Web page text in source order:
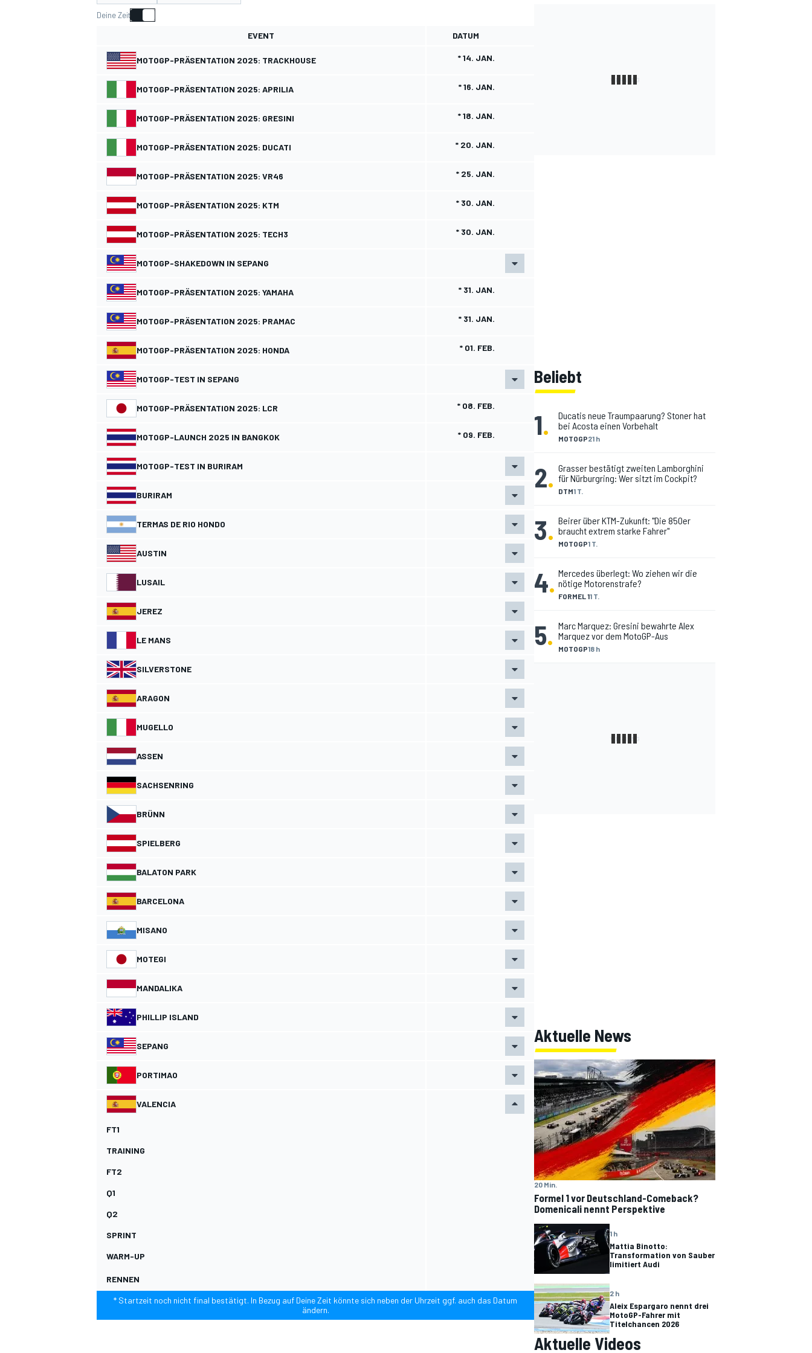
DTM
SPORTWAGEN
Deine Zeit
EVENT DATUM
MOTOGP-PRÄSENTATION 2025: TRACKHOUSE * 14. JAN.
MOTOGP-PRÄSENTATION 2025: APRILIA * 16. JAN.
MOTOGP-PRÄSENTATION 2025: GRESINI * 18. JAN.
MOTOGP-PRÄSENTATION 2025: DUCATI * 20. JAN.
MOTOGP-PRÄSENTATION 2025: VR46 * 25. JAN.
MOTOGP-PRÄSENTATION 2025: KTM * 30. JAN.
MOTOGP-PRÄSENTATION 2025: TECH3 * 30. JAN.
MOTOGP-SHAKEDOWN IN SEPANG
MOTOGP-PRÄSENTATION 2025: YAMAHA * 31. JAN.
MOTOGP-PRÄSENTATION 2025: PRAMAC * 31. JAN.
MOTOGP-PRÄSENTATION 2025: HONDA * 01. FEB.
MOTOGP-TEST IN SEPANG
MOTOGP-PRÄSENTATION 2025: LCR * 08. FEB.
MOTOGP-LAUNCH 2025 IN BANGKOK * 09. FEB.
MOTOGP-TEST IN BURIRAM
BURIRAM
TERMAS DE RIO HONDO
AUSTIN
LUSAIL
JEREZ
LE MANS
SILVERSTONE
ARAGON
MUGELLO
ASSEN
SACHSENRING
BRÜNN
SPIELBERG
BALATON PARK
BARCELONA
MISANO
MOTEGI
MANDALIKA
PHILLIP ISLAND
SEPANG
PORTIMAO
VALENCIA
FT1
TRAINING
FT2
Q1
Q2
SPRINT
WARM-UP
RENNEN
* Startzeit noch nicht final bestätigt. In Bezug auf Deine Zeit könnte sich neben der Uhrzeit ggf. auch das Datum
ändern.
Beliebt
1. MOTOGP21 h
Ducatis neue Traumpaarung? Stoner hat
bei Acosta einen Vorbehalt
2. DTM1 T.
Grasser bestätigt zweiten Lamborghini
für Nürburgring: Wer sitzt im Cockpit?
3. MOTOGP1 T.
Beirer über KTM-Zukunft: "Die 850er
braucht extrem starke Fahrer"
4. FORMEL 11 T.
Mercedes überlegt: Wo ziehen wir die
nötige Motorenstrafe?
5. MOTOGP18 h
Marc Marquez: Gresini bewahrte Alex
Marquez vor dem MotoGP-Aus
Aktuelle News
20 Min.
Formel 1 vor Deutschland-Comeback?
Domenicali nennt Perspektive
1 h
Mattia Binotto:
Transformation von Sauber
limitiert Audi
2 h
Aleix Espargaro nennt drei
MotoGP-Fahrer mit
Titelchancen 2026
Aktuelle Videos